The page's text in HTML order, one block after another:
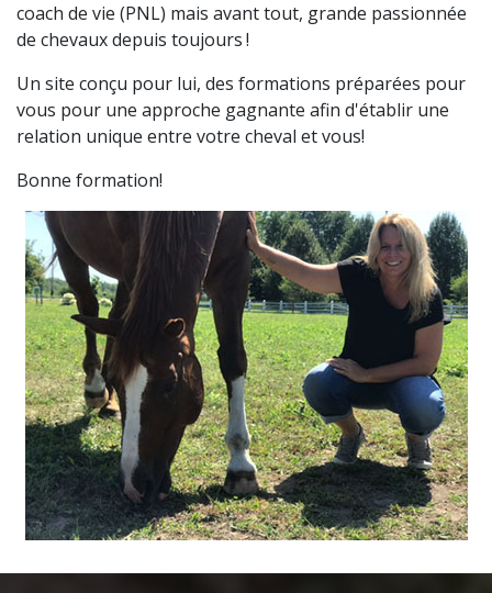
coach de vie (PNL) mais avant tout, grande passionnée
de chevaux depuis toujours !
Un site conçu pour lui, des formations préparées pour
vous pour une approche gagnante afin d'établir une
relation unique entre votre cheval et vous!
Bonne formation!